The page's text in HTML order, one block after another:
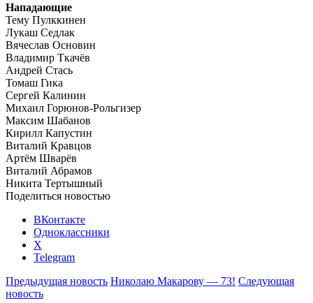
Нападающие
Тему Пулккинен
Лукаш Седлак
Вячеслав Основин
Владимир Ткачёв
Андрей Стась
Томаш Гика
Сергей Калинин
Михаил Горюнов-Рольгизер
Максим Шабанов
Кирилл Капустин
Виталий Кравцов
Артём Шварёв
Виталий Абрамов
Никита Тертышный
Поделиться новостью
ВКонтакте
Одноклассники
X
Telegram
Предыдущая новость Николаю Макарову — 73! Следующая
новость